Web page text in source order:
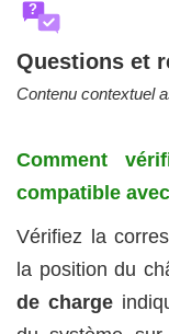
?
Questions et
Contenu contextuel
Comment
compatible
Vérifiez la
la position du
de charge